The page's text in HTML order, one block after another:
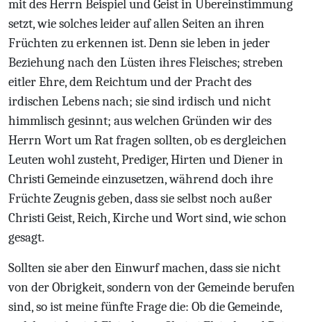
mit des Herrn Beispiel und Geist in Übereinstimmung
setzt, wie solches leider auf allen Seiten an ihren
Früchten zu erkennen ist. Denn sie leben in jeder
Beziehung nach den Lüsten ihres Fleisches; streben
eitler Ehre, dem Reichtum und der Pracht des
irdischen Lebens nach; sie sind irdisch und nicht
himmlisch gesinnt; aus welchen Gründen wir des
Herrn Wort um Rat fragen sollten, ob es dergleichen
Leuten wohl zusteht, Prediger, Hirten und Diener in
Christi Gemeinde einzusetzen, während doch ihre
Früchte Zeugnis geben, dass sie selbst noch außer
Christi Geist, Reich, Kirche und Wort sind, wie schon
gesagt.
Sollten sie aber den Einwurf machen, dass sie nicht
von der Obrigkeit, sondern von der Gemeinde berufen
sind, so ist meine fünfte Frage die: Ob die Gemeinde,